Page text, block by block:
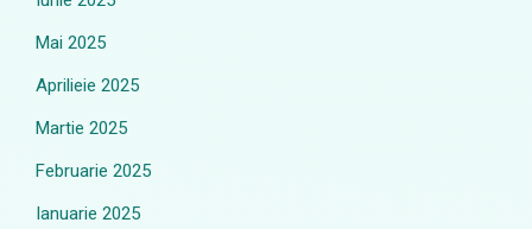
Mai 2025
Aprilieie 2025
Martie 2025
Februarie 2025
Ianuarie 2025